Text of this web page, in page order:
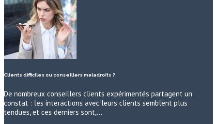
Clients difficiles ou conseillers maladroits ?
De nombreux conseillers clients expérimentés partagent un
constat : les interactions avec leurs clients semblent plus
tendues, et ces derniers sont,…